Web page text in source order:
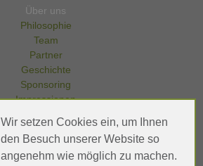
Über uns
Philosophie
Team
Partner
Geschichte
Sponsoring
Impressionen
Wir setzen Cookies ein, um Ihnen
den Besuch unserer Website so
angenehm wie möglich zu machen.